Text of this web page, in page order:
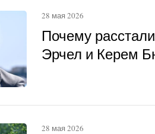
Почему
Эрчел и Керем
28 мая 2026
28 мая 2026